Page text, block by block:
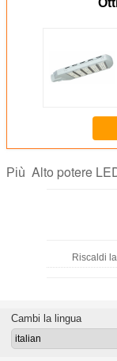
Più Alto potere
Riscaldi
Cambi la lingua